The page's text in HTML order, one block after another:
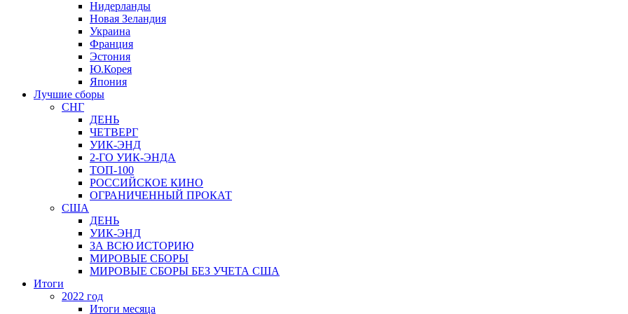
Нидерланды
Новая Зеландия
Украина
Франция
Эстония
Ю.Корея
Япония
Лучшие сборы
СНГ
ДЕНЬ
ЧЕТВЕРГ
УИК-ЭНД
2-ГО УИК-ЭНДА
ТОП-100
РОССИЙСКОЕ КИНО
ОГРАНИЧЕННЫЙ ПРОКАТ
США
ДЕНЬ
УИК-ЭНД
ЗА ВСЮ ИСТОРИЮ
МИРОВЫЕ СБОРЫ
МИРОВЫЕ СБОРЫ БЕЗ УЧЕТА США
Итоги
2022 год
Итоги месяца